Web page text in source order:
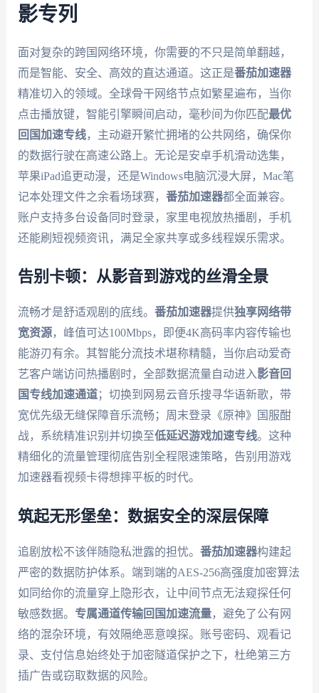
影专列
面对复杂的跨国网络环境，你需要的不只是简单翻越，
而是智能、安全、高效的直达通道。这正是番茄加速器
精准切入的领域。全球骨干网络节点如繁星遍布，当你
点击播放键，智能引擎瞬间启动，毫秒间为你匹配最优
回国加速专线，主动避开繁忙拥堵的公共网络，确保你
的数据行驶在高速公路上。无论是安卓手机滑动选集，
苹果iPad追更动漫，还是Windows电脑沉浸大屏，Mac笔
记本处理文件之余看场球赛， 番茄加速器都全面兼容。
账户支持多台设备同时登录，家里电视放热播剧，手机
还能刷短视频资讯，满足全家共享或多线程娱乐需求。
告别卡顿：从影音到游戏的丝滑全景
流畅才是舒适观剧的底线。 番茄加速器提供独享网络带
宽资源，峰值可达100Mbps，即便4K高码率内容传输也
能游刃有余。其智能分流技术堪称精髓，当你启动爱奇
艺客户端访问热播剧时，全部数据流量自动进入影音回
国专线加速通道；切换到网易云音乐搜寻华语新歌，带
宽优先级无缝保障音乐流畅；周末登录《原神》国服酣
战，系统精准识别并切换至低延迟游戏加速专线。这种
精细化的流量管理彻底告别全程限速策略，告别用游戏
加速器看视频卡得想摔平板的时代。
筑起无形堡垒：数据安全的深层保障
追剧放松不该伴随隐私泄露的担忧。 番茄加速器构建起
严密的数据防护体系。端到端的AES-256高强度加密算法
如同给你的流量穿上隐形衣，让中间节点无法窥探任何
敏感数据。 专属通道传输回国加速流量，避免了公有网
络的混杂环境，有效隔绝恶意嗅探。账号密码、观看记
录、支付信息始终处于加密隧道保护之下，杜绝第三方
插广告或窃取数据的风险。